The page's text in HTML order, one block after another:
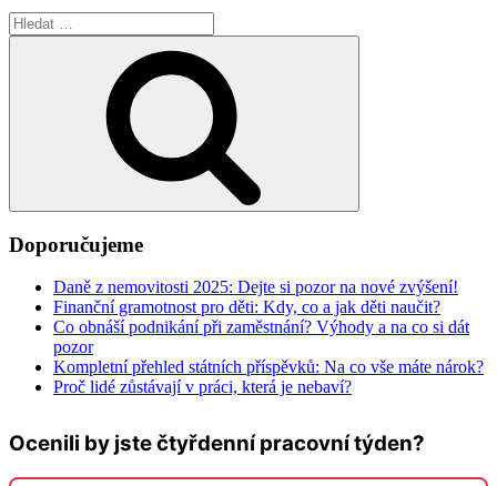
Hledat:
Doporučujeme
Daně z nemovitosti 2025: Dejte si pozor na nové zvýšení!
Finanční gramotnost pro děti: Kdy, co a jak děti naučit?
Co obnáší podnikání při zaměstnání? Výhody a na co si dát
pozor
Kompletní přehled státních příspěvků: Na co vše máte nárok?
Proč lidé zůstávají v práci, která je nebaví?
Ocenili by jste čtyřdenní pracovní týden?